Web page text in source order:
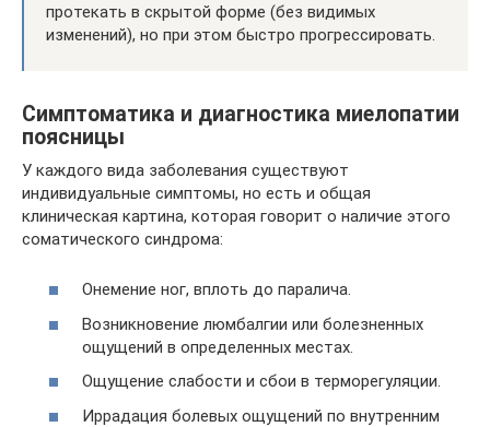
протекать в скрытой форме (без видимых
изменений), но при этом быстро прогрессировать.
Симптоматика и диагностика миелопатии
поясницы
У каждого вида заболевания существуют
индивидуальные симптомы, но есть и общая
клиническая картина, которая говорит о наличие этого
соматического синдрома:
Онемение ног, вплоть до паралича.
Возникновение люмбалгии или болезненных
ощущений в определенных местах.
Ощущение слабости и сбои в терморегуляции.
Иррадация болевых ощущений по внутренним